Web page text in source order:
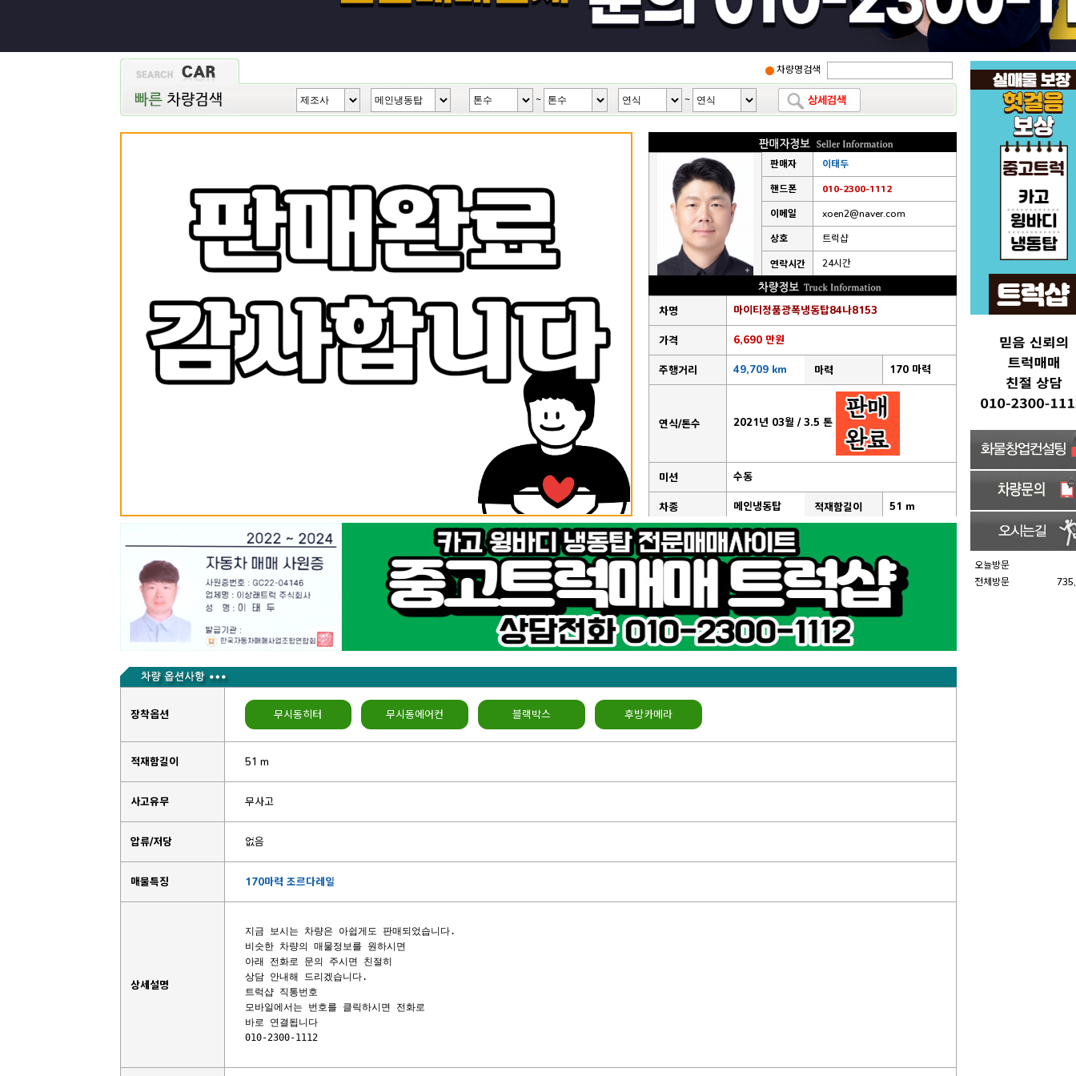
차량명검색
~ ~
오늘방문
전체방문
판매자 이태두
핸드폰 010-2300-1112
이메일 xoen2@naver.com
상호 트럭샵
연락시간 24시간
차명 마이티정품광폭냉동탑84나8153
가격 6,690 만원
주행거리 49,709 km 마력 170 마력
연식/톤수 2021년 03월 / 3.5 톤
미션 수동
차종 메인냉동탑 적재함길이 51 m
성능점검기록
부
장착옵션 무시동히터 무시동에어컨 블랙박스 후방카메라
적재함길이 51 m
사고유무 무사고
압류/저당 없음
매물특징 170마력 조르다레일
상세설명
지금 보시는 차량은 아쉽게도 판매되었습니다.
비슷한 차량의 매물정보를 원하시면
아래 전화로 문의 주시면 친절히
상담 안내해 드리겠습니다.
트럭샵 직통번호
모바일에서는 번호를 클릭하시면 전화로
바로 연결됩니다
010-2300-1112